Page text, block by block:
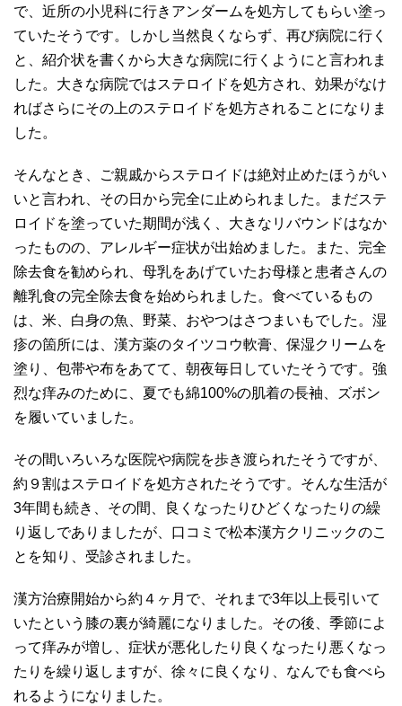
で、近所の小児科に行きアンダームを処方してもらい塗っ
ていたそうです。しかし当然良くならず、再び病院に行く
と、紹介状を書くから大きな病院に行くようにと言われま
した。大きな病院ではステロイドを処方され、効果がなけ
ればさらにその上のステロイドを処方されることになりま
した。
そんなとき、ご親戚からステロイドは絶対止めたほうがい
いと言われ、その日から完全に止められました。まだステ
ロイドを塗っていた期間が浅く、大きなリバウンドはなか
ったものの、アレルギー症状が出始めました。また、完全
除去食を勧められ、母乳をあげていたお母様と患者さんの
離乳食の完全除去食を始められました。食べているもの
は、米、白身の魚、野菜、おやつはさつまいもでした。湿
疹の箇所には、漢方薬のタイツコウ軟膏、保湿クリームを
塗り、包帯や布をあてて、朝夜毎日していたそうです。強
烈な痒みのために、夏でも綿100%の肌着の長袖、ズボン
を履いていました。
その間いろいろな医院や病院を歩き渡られたそうですが、
約９割はステロイドを処方されたそうです。そんな生活が
3年間も続き、その間、良くなったりひどくなったりの繰
り返しでありましたが、口コミで松本漢方クリニックのこ
とを知り、受診されました。
漢方治療開始から約４ヶ月で、それまで3年以上長引いて
いたという膝の裏が綺麗になりました。その後、季節によ
って痒みが増し、症状が悪化したり良くなったり悪くなっ
たりを繰り返しますが、徐々に良くなり、なんでも食べら
れるようになりました。